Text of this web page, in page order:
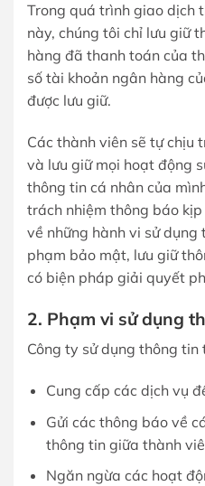
Trong quá trình giao dịch
này, chúng tôi chỉ lưu giữ
hàng đã thanh toán của
số tài khoản ngân hàng
được lưu giữ.
Các thành viên sẽ tự chịu
và lưu giữ mọi hoạt động
thông tin cá nhân của
trách nhiệm thông báo
về những hành vi sử
phạm bảo mật, lưu giữ
có biện pháp giải quyết
2. Phạm vi sử dụng
Công ty sử dụng thông
Cung cấp các dịch vụ
Gửi các thông báo về
thông tin giữa thành
Ngăn ngừa các hoạt